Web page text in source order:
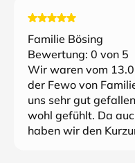
Familie Bösing
Bewertung: 0 von 5
Wir waren vom
der Fewo von
uns sehr gut
wohl gefühlt. Da
haben wir den